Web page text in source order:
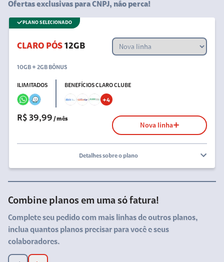
Ofertas exclusivas para CNPJ, não perca!
PLANO SELECIONADO
CLARO PÓS 12GB
10GB + 2GB BÔNUS
ILIMITADOS BENEFÍCIOS CLARO CLUBE
+4
R$ 39,99 / mês
Nova linha
Detalhes sobre o plano
Combine planos em uma só fatura!
Complete seu pedido com mais linhas de outros planos,
inclua quantos planos precisar para você e seus
colaboradores.